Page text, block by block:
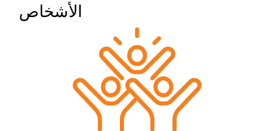
الأشخاص